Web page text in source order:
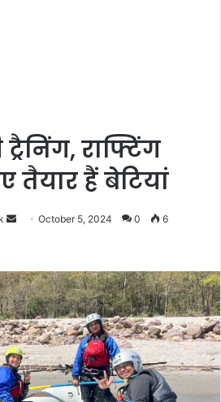
राफ्टिंग
तैयार हैं बेटियां
d
a
n
e
m
a
i
October 5, 2024 0 6